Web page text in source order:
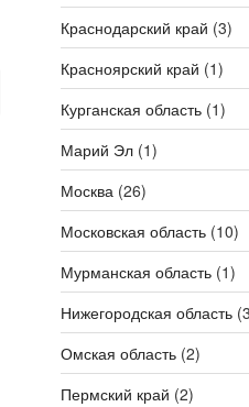
Краснодарский край (3)
Красноярский край (1)
Курганская область(1)
Марий Эл(1)
Москва(26)
Московская область(10)
Мурманская область(1)
Нижегородская область
Омская область(2)
Пермский край (2)